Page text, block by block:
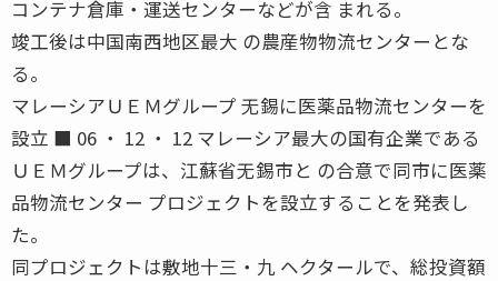
コンテナ倉庫・運送センターなどが含 まれる。
竣工後は中国南西地区最大 の農産物物流センターとな
る。
マレーシアＵＥＭグループ 无錫に医薬品物流センターを
設立 ■ 06 ・ 12 ・ 12 マレーシア最大の国有企業である
ＵＥＭグループは、江蘇省无錫市と の合意で同市に医薬
品物流センター プロジェクトを設立することを発表し
た。
同プロジェクトは敷地十三・九 ヘクタールで、総投資額